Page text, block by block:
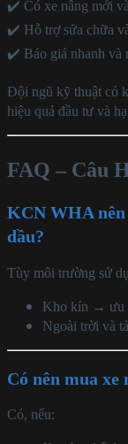
✔️ Có xe nâng mới
✔️ Hỗ trợ sửa chữa
✔️ Báo giá nhanh và
Đội ngũ kỹ thuật có
hiệu quả đầu tư và
FAQ – Câu
KCN WHA nên
dầu?
Tùy môi trường sử
Kho kín → ưu
Ngoài trời và
Có nên mua xe
Có, nếu: